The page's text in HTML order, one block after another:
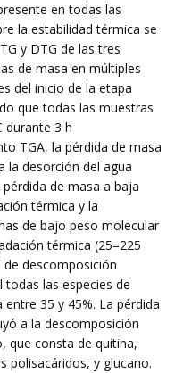
en todas las
la estabilidad térmica se
y DTG de las tres
de masa en múltiples
del inicio de la etapa
que todas las muestras
durante 3 h
TGA, la pérdida de masa
la desorción del agua
de masa a baja
térmica y la
de bajo peso molecular
térmica (25–225
de descomposición
todas las especies de
35 y 45%. La pérdida
a la descomposición
que consta de quitina,
polisacáridos, y glucano.